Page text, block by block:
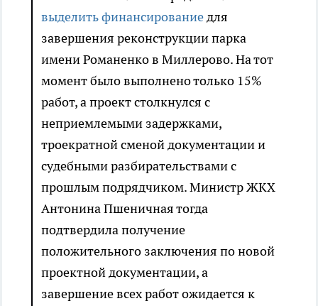
выделить финансированиедля
завершения реконструкции парка
имени Романенко в Миллерово. На тот
момент было выполнено только 15%
работ, а проект столкнулся с
неприемлемыми задержками,
троекратной сменой документации и
судебными разбирательствами с
прошлым подрядчиком. Министр ЖКХ
Антонина Пшеничная тогда
подтвердила получение
положительного заключения по новой
проектной документации, а
завершение всех работ ожидается к